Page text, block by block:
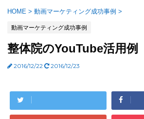
HOME > 動画マーケティング成功事例 >
動画マーケティング成功事例
整体院のYouTube活用例
2016/12/22 2016/12/23